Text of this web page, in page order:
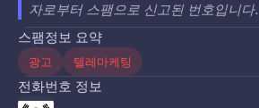
자로부터 스팸으로 신고된 번호입니다.
스팸정보 요약
광고 텔레마케팅
전화번호 정보